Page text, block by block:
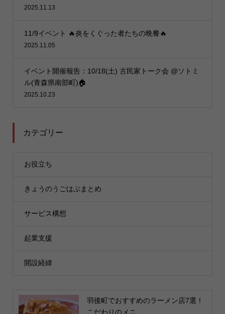
2025.11.13
11/9イベント 🔥炎をくぐった者たちの晩餐🔥
2025.11.05
イベント開催報告：10/18(土) 古民家トーク会 @ソトミ
ル(青森県南部町)🏠
2025.10.23
カテゴリー
お役立ち
きょうのうごはぶまとめ
サービス構想
起業支援
開設経緯
羽後町でおすすめのラーメン店7選！
こだわりのメニ...